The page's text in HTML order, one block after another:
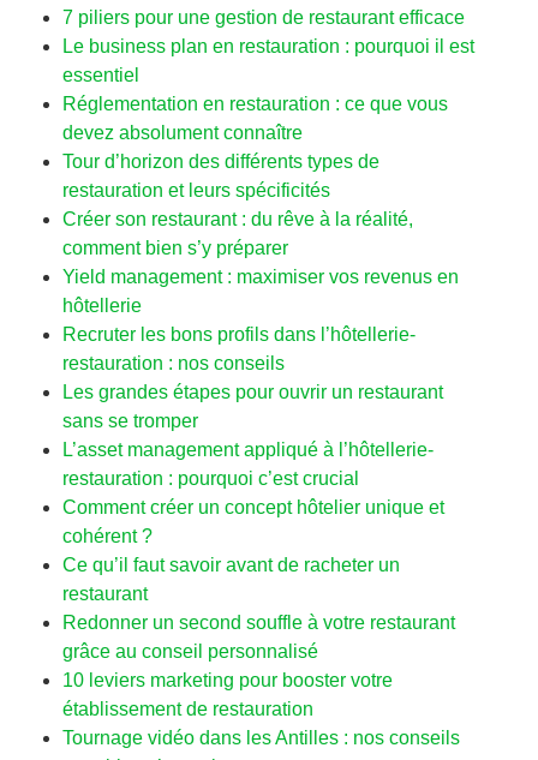
7 piliers pour une gestion de restaurant efficace
Le business plan en restauration : pourquoi il est
essentiel
Réglementation en restauration : ce que vous
devez absolument connaître
Tour d’horizon des différents types de
restauration et leurs spécificités
Créer son restaurant : du rêve à la réalité,
comment bien s’y préparer
Yield management : maximiser vos revenus en
hôtellerie
Recruter les bons profils dans l’hôtellerie-
restauration : nos conseils
Les grandes étapes pour ouvrir un restaurant
sans se tromper
L’asset management appliqué à l’hôtellerie-
restauration : pourquoi c’est crucial
Comment créer un concept hôtelier unique et
cohérent ?
Ce qu’il faut savoir avant de racheter un
restaurant
Redonner un second souffle à votre restaurant
grâce au conseil personnalisé
10 leviers marketing pour booster votre
établissement de restauration
Tournage vidéo dans les Antilles : nos conseils